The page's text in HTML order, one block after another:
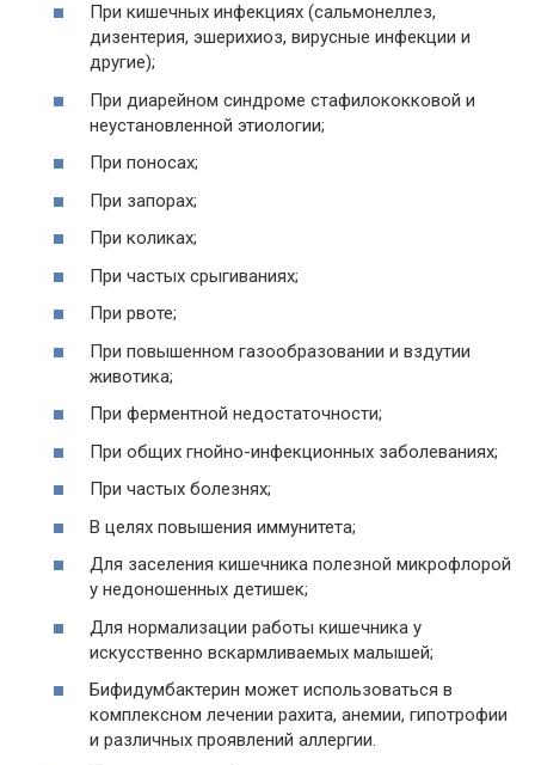
При кишечных инфекциях (сальмонеллез,
дизентерия, эшерихиоз, вирусные инфекции и
другие);
При диарейном синдроме стафилококковой и
неустановленной этиологии;
При поносах;
При запорах;
При коликах;
При частых срыгиваниях;
При рвоте;
При повышенном газообразовании и вздутии
животика;
При ферментной недостаточности;
При общих гнойно-инфекционных заболеваниях;
При частых болезнях;
В целях повышения иммунитета;
Для заселения кишечника полезной микрофлорой
у недоношенных детишек;
Для нормализации работы кишечника у
искусственно вскармливаемых малышей;
Бифидумбактерин может использоваться в
комплексном лечении рахита, анемии, гипотрофии
и различных проявлений аллергии.